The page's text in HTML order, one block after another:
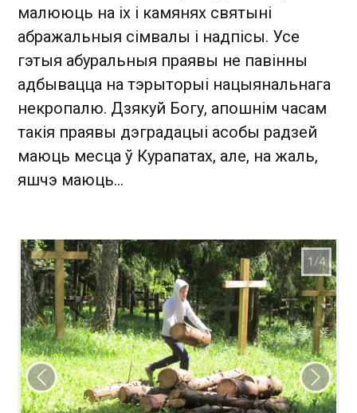
малююць на іх і камянях святыні
абражальныя сімвалы і надпісы. Усе
гэтыя абуральныя праявы не павінны
адбывацца на тэрыторыі нацыянальнага
некропалю. Дзякуй Богу, апошнім часам
такія праявы дэградацыі асобы радзей
маюць месца ў Курапатах, але, на жаль,
яшчэ маюць…
Папярэдні слайд